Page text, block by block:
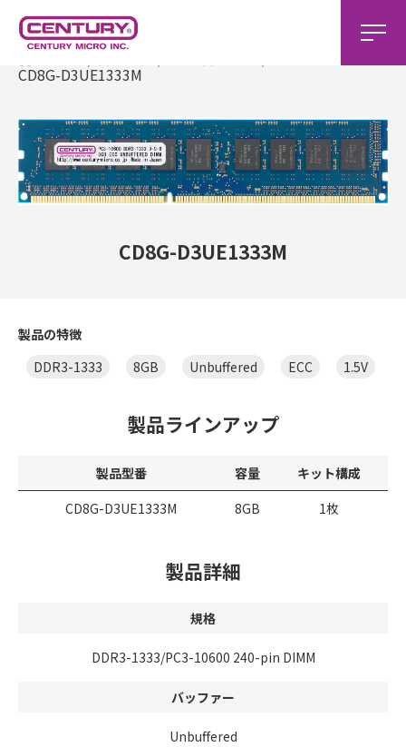
CD8G-D3UE1333M
CD8G-D3UE1333M
製品の特徴
DDR3-1333
8GB Unbuffered ECC 1.5V
製品ラインアップ
製品型番 容量
キット構成
CD8G-D3UE1333M
8GB 1枚
製品詳細
規格
DDR3-1333/PC3-10600 240-pin DIMM
バッファー
Unbuffered